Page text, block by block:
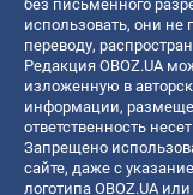
без письменного
использовать, они
переводу,
Редакция OBOZ.UA
изложенную в
информации,
ответственность
Запрещено
сайте, даже с
логотипа OBOZ.UA